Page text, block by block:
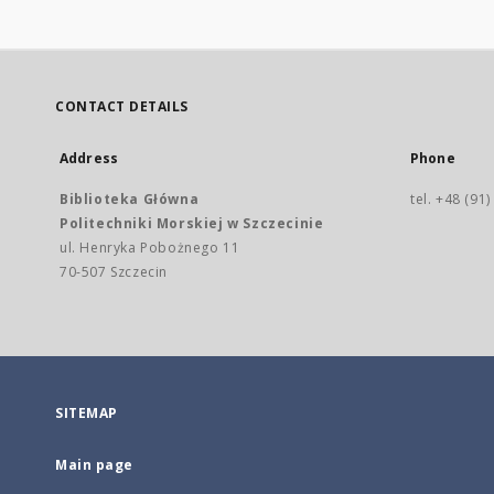
CONTACT DETAILS
Address
Biblioteka Główna
Politechniki Morskiej w Szczecinie
ul. Henryka Pobożnego 11
70-507 Szczecin
Phone
tel. +48
SITEMAP
Main page